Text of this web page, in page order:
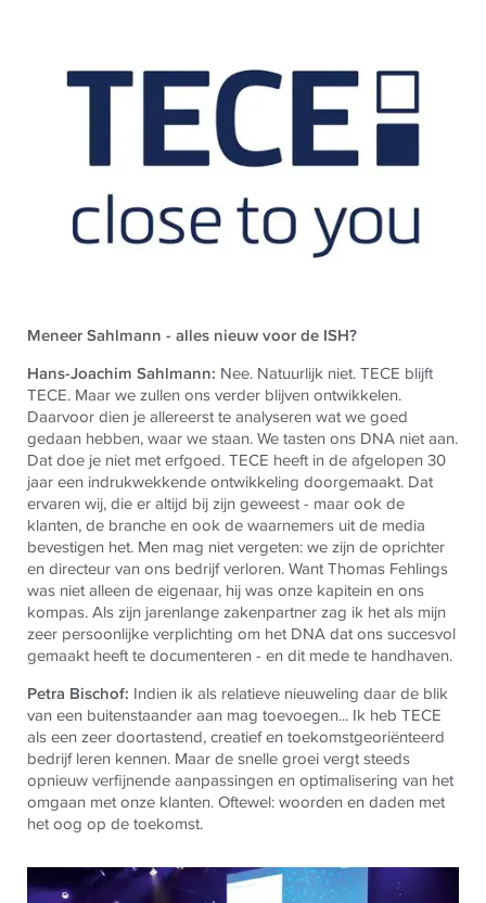
Meneer Sahlmann - alles nieuw voor de ISH?
Hans-Joachim Sahlmann: Nee. Natuurlijk niet. TECE blijft
TECE. Maar we zullen ons verder blijven ontwikkelen.
Daarvoor dien je allereerst te analyseren wat we goed
gedaan hebben, waar we staan. We tasten ons DNA niet aan.
Dat doe je niet met erfgoed. TECE heeft in de afgelopen 30
jaar een indrukwekkende ontwikkeling doorgemaakt. Dat
ervaren wij, die er altijd bij zijn geweest - maar ook de
klanten, de branche en ook de waarnemers uit de media
bevestigen het. Men mag niet vergeten: we zijn de oprichter
en directeur van ons bedrijf verloren. Want Thomas Fehlings
was niet alleen de eigenaar, hij was onze kapitein en ons
kompas. Als zijn jarenlange zakenpartner zag ik het als mijn
zeer persoonlijke verplichting om het DNA dat ons succesvol
gemaakt heeft te documenteren - en dit mede te handhaven.
Petra Bischof: Indien ik als relatieve nieuweling daar de blik
van een buitenstaander aan mag toevoegen... Ik heb TECE
als een zeer doortastend, creatief en toekomstgeoriënteerd
bedrijf leren kennen. Maar de snelle groei vergt steeds
opnieuw verfijnende aanpassingen en optimalisering van het
omgaan met onze klanten. Oftewel: woorden en daden met
het oog op de toekomst.